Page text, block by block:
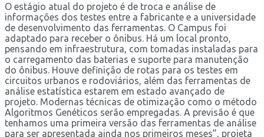
O estágio atual do projeto é de troca e análise de
informações dos testes entre a fabricante e a universidade
de desenvolvimento das ferramentas. O Campus foi
adaptado para receber o ônibus. Há um local pronto,
pensando em infraestrutura, com tomadas instaladas para
o carregamento das baterias e suporte para manutenção
do ônibus. Houve definição de rotas para os testes em
circuitos urbanos e rodoviários, além das ferramentas de
análise estatística estarem em estado avançado de
projeto. Modernas técnicas de otimização como o método
Algoritmos Genéticos serão empregadas. A previsão é que
tenhamos uma primeira versão das ferramentas de análise
para ser apresentada ainda nos primeiros meses”, projeta